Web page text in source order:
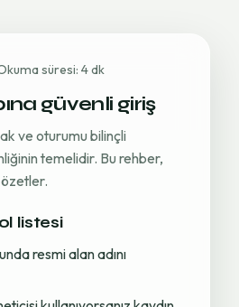
süresi: 4 dk
güvenli giriş
ve oturumu bilinçli
temelidir. Bu rehber,
özetler.
listesi
resmi alan adını